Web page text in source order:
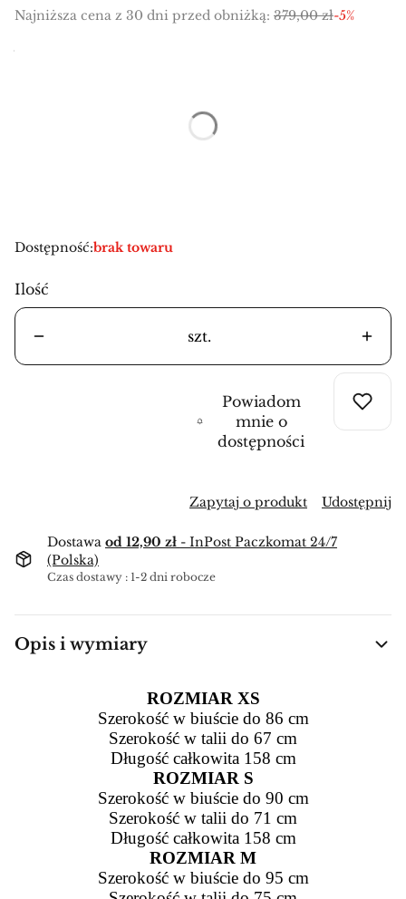
Najniższa cena z 30 dni przed obniżką: 379,00 zł-5%
Dostępność:brak towaru
Ilość
szt.
Powiadom
mnie o
dostępności
Zapytaj o produkt Udostępnij
Dostawa od 12,90 zł - InPost Paczkomat 24/7
(Polska)
Czas dostawy : 1-2 dni robocze
Opis i wymiary
ROZMIAR XS
Szerokość w biuście do 86 cm
Szerokość w talii do 67 cm
Długość całkowita 158 cm
ROZMIAR S
Szerokość w biuście do 90 cm
Szerokość w talii do 71 cm
Długość całkowita 158 cm
ROZMIAR M
Szerokość w biuście do 95 cm